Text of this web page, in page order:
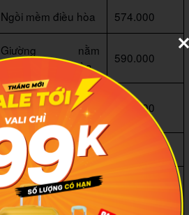
Ngồi mềm điều hòa 574.000
Giường nằm
khoang 6 điều hòa
590.000
Giường nằm
khoang 4 điều hòa
654.000
Ngồi mềm điều hòa
Giường nằm
khoang 6 điều hòa